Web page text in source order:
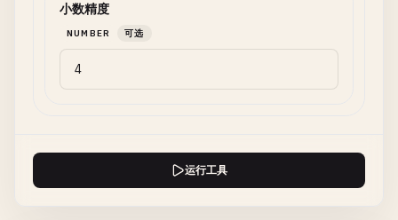
小数精度
NUMBER 可选
运行工具